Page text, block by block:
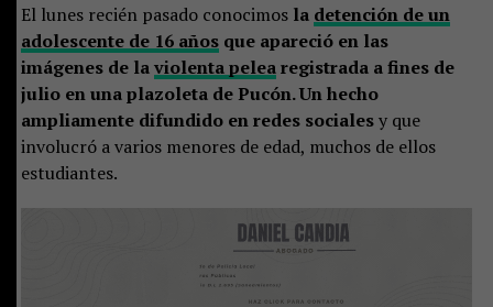
El lunes recién pasado conocimos la detención de un
adolescente de 16 añosque apareció en las
imágenes de laviolenta pelearegistrada a fines de
julio en una plazoleta de Pucón. Un hecho
ampliamente difundido en redes socialesy que
involucró a varios menores de edad, muchos de ellos
estudiantes.